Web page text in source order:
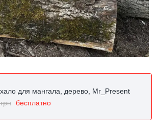
для мангала, дерево, Mr_Present
бесплатно